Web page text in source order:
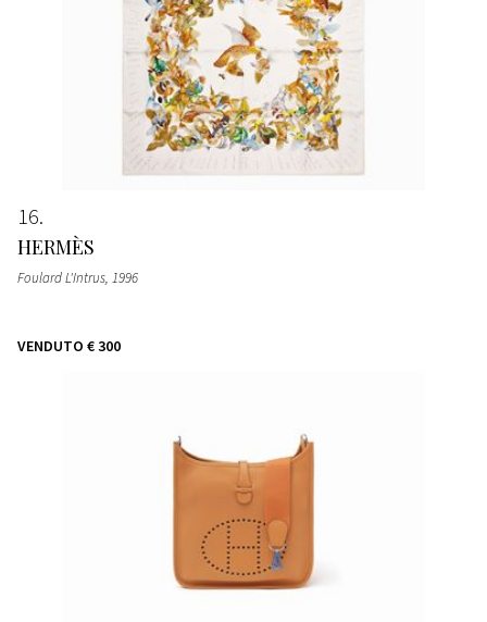
16
HERMÈS
Foulard L'Intrus, 1996
VENDUTO € 300